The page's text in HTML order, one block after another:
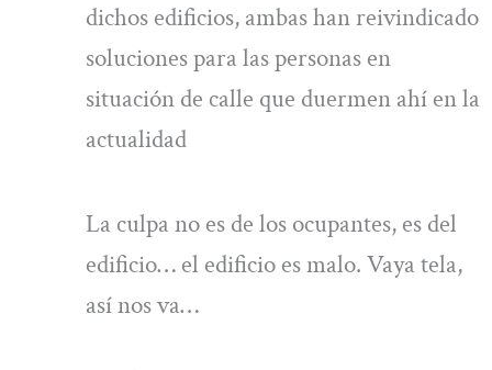
dichos edificios, ambas han reivindicado
soluciones para las personas en
situación de calle que duermen ahí en la
actualidad
La culpa no es de los ocupantes, es del
edificio… el edificio es malo. Vaya tela,
así nos va…